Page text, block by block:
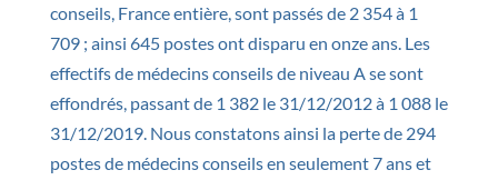
conseils, France entière, sont passés de 2 354 à 1
709 ; ainsi 645 postes ont disparu en onze ans. Les
effectifs de médecins conseils de niveau A se sont
effondrés, passant de 1 382 le 31/12/2012 à 1 088 le
31/12/2019. Nous constatons ainsi la perte de 294
postes de médecins conseils en seulement 7 ans et